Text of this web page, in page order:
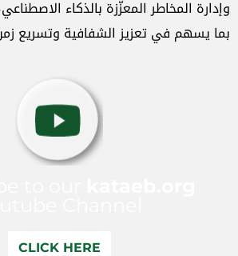
وإدارة المخاطر المعزّزة بالذكاء
بما يسهم في تعزيز الشفافية وتسريع
CLICK HERE